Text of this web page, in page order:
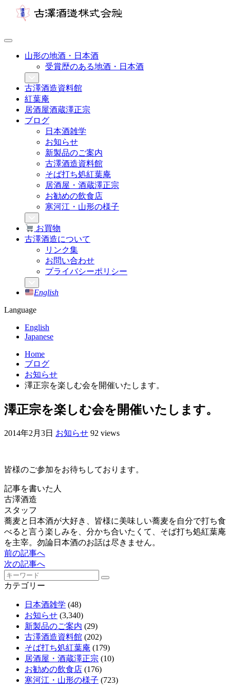
山形の地酒・日本酒
受賞歴のある地酒・日本酒
古澤酒造資料館
紅葉庵
居酒屋酒蔵澤正宗
ブログ
日本酒雑学
お知らせ
新製品のご案内
古澤酒造資料館
そば打ち処紅葉庵
居酒屋・酒蔵澤正宗
お勧めの飲食店
寒河江・山形の様子
お買物
古澤酒造について
リンク集
お問い合わせ
プライバシーポリシー
English
Language
English
Japanese
Home
ブログ
お知らせ
澤正宗を楽しむ会を開催いたします。
澤正宗を楽しむ会を開催いたします。
2014年2月3日 お知らせ 92 views
皆様のご参加をお待ちしております。
記事を書いた人
古澤酒造
スタッフ
蕎麦と日本酒が大好き、皆様に美味しい蕎麦を自分で打ち食
べると言う楽しみを、分かち合いたくて、そば打ち処紅葉庵
を主宰。勿論日本酒のお話は尽きません。
前の記事へ
次の記事へ
カテゴリー
日本酒雑学 (48)
お知らせ (3,340)
新製品のご案内 (29)
古澤酒造資料館 (202)
そば打ち処紅葉庵 (179)
居酒屋・酒蔵澤正宗 (10)
お勧めの飲食店 (176)
寒河江・山形の様子 (723)